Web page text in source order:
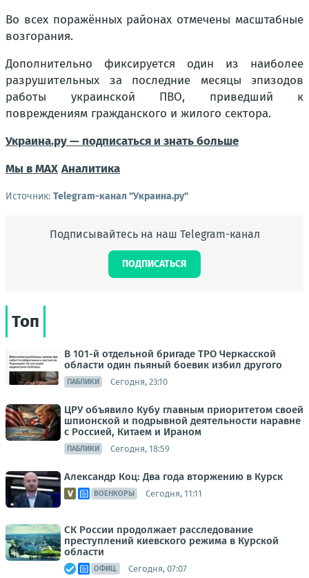
Во всех поражённых районах отмечены масштабные
возгорания.
Дополнительно фиксируется один из наиболее
разрушительных за последние месяцы эпизодов
работы украинской ПВО, приведший к
повреждениям гражданского и жилого сектора.
Украина.ру — подписаться и знать больше
Мы в MAX Аналитика
Источник: Telegram-канал "Украина.ру"
Подписывайтесь на наш Telegram-канал
ПОДПИСАТЬСЯ
Топ
В 101-й отдельной бригаде ТРО Черкасской
области один пьяный боевик избил другого
ПАБЛИКИ Сегодня, 23:10
ЦРУ объявило Кубу главным приоритетом своей
шпионской и подрывной деятельности наравне
с Россией, Китаем и Ираном
ПАБЛИКИ Сегодня, 18:59
Александр Коц: Два года вторжению в Курск
ВОЕНКОРЫ Сегодня, 11:11
СК России продолжает расследование
преступлений киевского режима в Курской
области
ОФИЦ. Сегодня, 07:07